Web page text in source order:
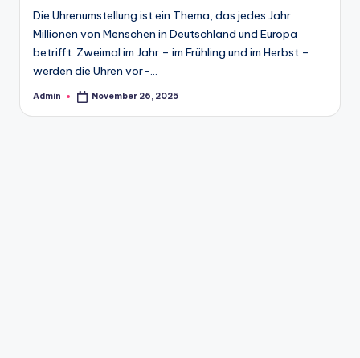
Die Uhrenumstellung ist ein Thema, das jedes Jahr
Millionen von Menschen in Deutschland und Europa
betrifft. Zweimal im Jahr – im Frühling und im Herbst –
werden die Uhren vor-…
Admin November 26, 2025